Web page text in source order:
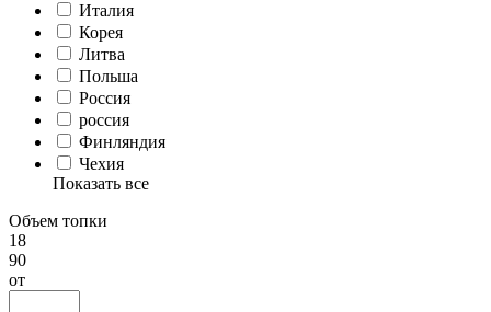
Италия
Корея
Литва
Польша
Россия
россия
Финляндия
Чехия
Показать все
Объем топки
18
90
от